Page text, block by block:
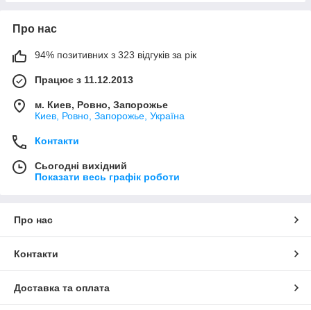
Про нас
94% позитивних з 323 відгуків за рік
Працює з 11.12.2013
м. Киев, Ровно, Запорожье
Киев, Ровно, Запорожье, Україна
Контакти
Сьогодні вихідний
Показати весь графік роботи
Про нас
Контакти
Доставка та оплата